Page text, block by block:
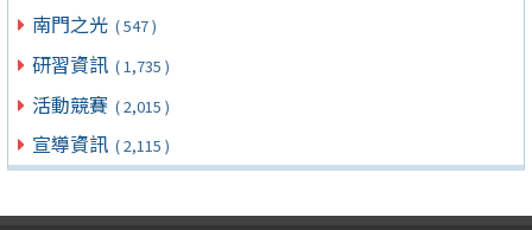
南門之光 ( 547 )
研習資訊 ( 1,735 )
活動競賽 ( 2,015 )
宣導資訊 ( 2,115 )